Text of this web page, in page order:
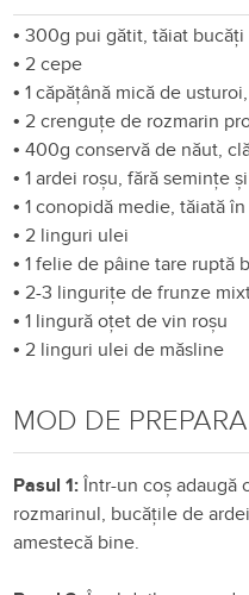
•300g pui gătit, tăiat bucăți
• 2 cepe
•1 căpățână mică de
• 2 crenguțe de rozmarin
•400g conservă de năut,
•1 ardei roșu, fără semințe
•1 conopidă medie, tăiată
• 2 linguri ulei
•1 felie de pâine tare ruptă
• 2-3 lingurițe de frunze
•1 lingură oțet de vin roșu
• 2 linguri ulei de măsline
MOD DE
Pasul 1:Într-un coș adaugă
rozmarinul, bucățile de
amestecă bine.